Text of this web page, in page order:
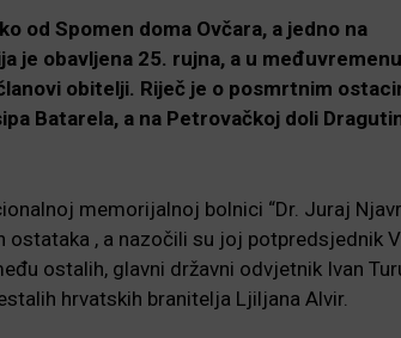
od Spomen doma Ovčara, a jedno na
je obavljena 25. rujna, a u
obitelji. Riječ je o posmrtnim
Batarela, a na Petrovačkoj doli
memorijalnoj bolnici “Dr. Juraj
, a nazočili su joj potpredsjednik
ostalih, glavni državni odvjetnik Ivan
hrvatskih branitelja Ljiljana Alvir.